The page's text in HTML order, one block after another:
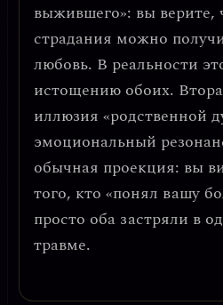
выжившего»: вы верите,
страдания можно
любовь. В реальности
истощению обоих.
иллюзия «родственной
эмоциональный
обычная проекция: вы
того, кто «понял вашу
просто оба застряли в
травме.